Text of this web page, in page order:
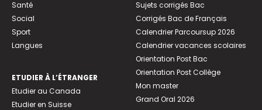
Santé
Social
Sport
Langues
ETUDIER À L’ÉTRANGER
Etudier au Canada
Etudier en Suisse
Sujets corrigés Bac
Corrigés Bac de Français
Calendrier Parcoursup 2026
Calendrier vacances scolaires
Orientation Post Bac
Orientation Post Collège
Mon master
Grand Oral 2026